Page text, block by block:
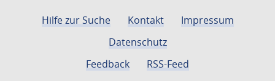
Hilfe zur Suche Kontakt
Impressum
Datenschutz
Feedback
RSS-Feed